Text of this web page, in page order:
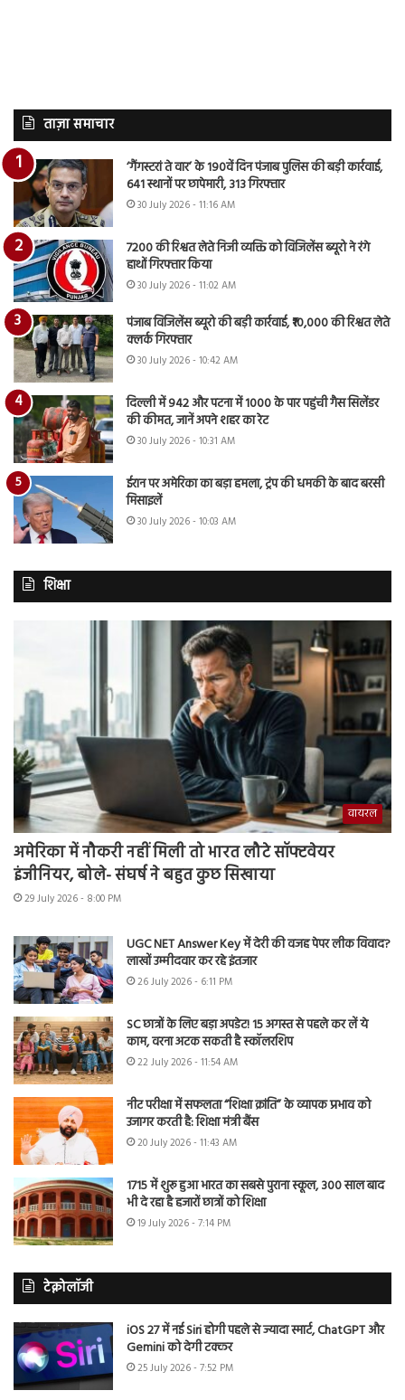
ताज़ा समाचार
‘गैंगस्टरां ते वार’ के 190वें दिन पंजाब पुलिस की बड़ी कार्रवाई,
641 स्थानों पर छापेमारी, 313 गिरफ्तार
30 July 2026 - 11:16 AM
7200 की रिश्वत लेते निजी व्यक्ति को विजिलेंस ब्यूरो ने रंगे
हाथों गिरफ्तार किया
30 July 2026 - 11:02 AM
पंजाब विजिलेंस ब्यूरो की बड़ी कार्रवाई, ₹10,000 की रिश्वत लेते
क्लर्क गिरफ्तार
30 July 2026 - 10:42 AM
दिल्ली में 942 और पटना में 1000 के पार पहुंची गैस सिलेंडर
की कीमत, जानें अपने शहर का रेट
30 July 2026 - 10:31 AM
ईरान पर अमेरिका का बड़ा हमला, ट्रंप की धमकी के बाद बरसी
मिसाइलें
30 July 2026 - 10:03 AM
शिक्षा
वायरल
अमेरिका में नौकरी नहीं मिली तो भारत लौटे सॉफ्टवेयर
इंजीनियर, बोले- संघर्ष ने बहुत कुछ सिखाया
29 July 2026 - 8:00 PM
UGC NET Answer Key में देरी की वजह पेपर लीक विवाद?
लाखों उम्मीदवार कर रहे इंतजार
26 July 2026 - 6:11 PM
SC छात्रों के लिए बड़ा अपडेट! 15 अगस्त से पहले कर लें ये
काम, वरना अटक सकती है स्कॉलरशिप
22 July 2026 - 11:54 AM
नीट परीक्षा में सफलता “शिक्षा क्रांति” के व्यापक प्रभाव को
उजागर करती है: शिक्षा मंत्री बैंस
20 July 2026 - 11:43 AM
1715 में शुरू हुआ भारत का सबसे पुराना स्कूल, 300 साल बाद
भी दे रहा है हजारों छात्रों को शिक्षा
19 July 2026 - 7:14 PM
टेक्नोलॉजी
iOS 27 में नई Siri होगी पहले से ज्यादा स्मार्ट, ChatGPT और
Gemini को देगी टक्कर
25 July 2026 - 7:52 PM